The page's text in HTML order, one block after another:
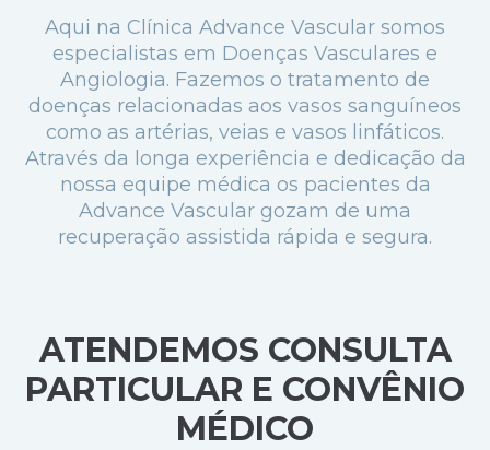
Aqui na Clínica Advance Vascular somos
especialistas em Doenças Vasculares e
Angiologia. Fazemos o tratamento de
doenças relacionadas aos vasos sanguíneos
como as artérias, veias e vasos linfáticos.
Através da longa experiência e dedicação da
nossa equipe médica os pacientes da
Advance Vascular gozam de uma
recuperação assistida rápida e segura.
ATENDEMOS CONSULTA
PARTICULAR E CONVÊNIO
MÉDICO